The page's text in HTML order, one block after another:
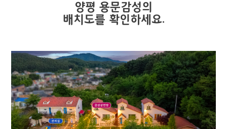
양평 용문감성의
배치도를 확인하세요.